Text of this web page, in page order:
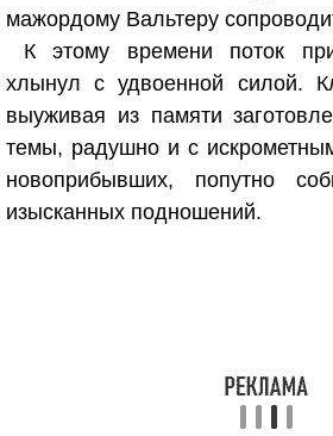
мажордому Вальтеру
К этому времени поток
хлынул с удвоенной силой.
выуживая из памяти
темы, радушно и с
новоприбывших, попутно
изысканных подношений.